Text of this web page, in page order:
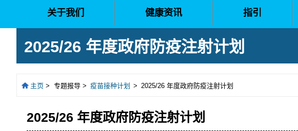
关于我们 健康资讯 指引
2025/26 年度政府防疫注射计划
主页 > 专题报导 > 疫苗接种计划 > 2025/26 年度政府防疫注射计划
2025/26 年度政府防疫注射计划